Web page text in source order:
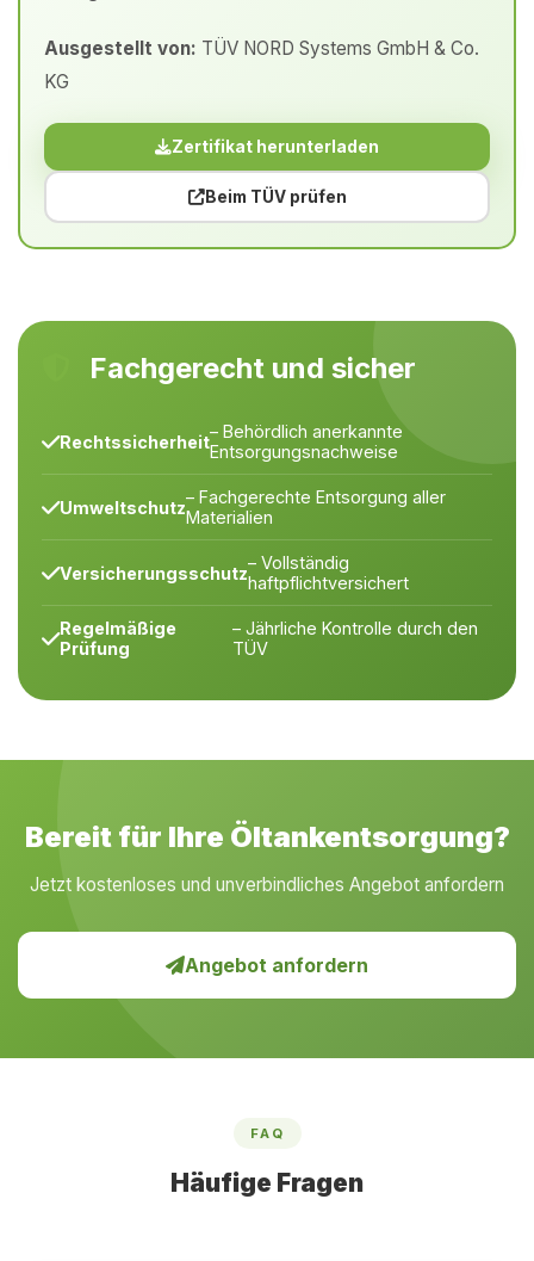
Ausgestellt von: TÜV NORD Systems GmbH & Co.
KG
Zertifikat herunterladen
Beim TÜV prüfen
Fachgerecht und sicher
Rechtssicherheit– Behördlich anerkannte
Entsorgungsnachweise
Umweltschutz– Fachgerechte Entsorgung aller
Materialien
Versicherungsschutz– Vollständig
haftpflichtversichert
Regelmäßige
Prüfung
– Jährliche Kontrolle durch den
TÜV
Bereit für Ihre Öltankentsorgung?
Jetzt kostenloses und unverbindliches Angebot anfordern
Angebot anfordern
FAQ
Häufige Fragen